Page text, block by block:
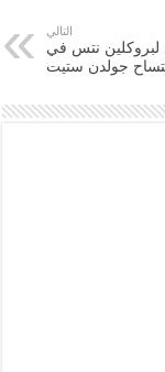
التالي
لبروكلين نتس في
جولدن ستيت